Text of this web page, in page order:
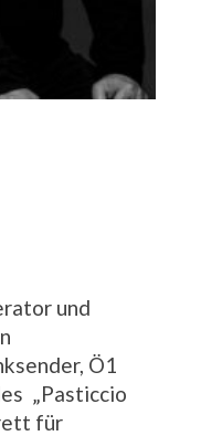
und
Ö1
„Pasticcio
für